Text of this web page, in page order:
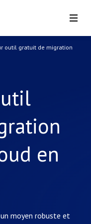
outil gratuit de migration
en
moyen robuste et